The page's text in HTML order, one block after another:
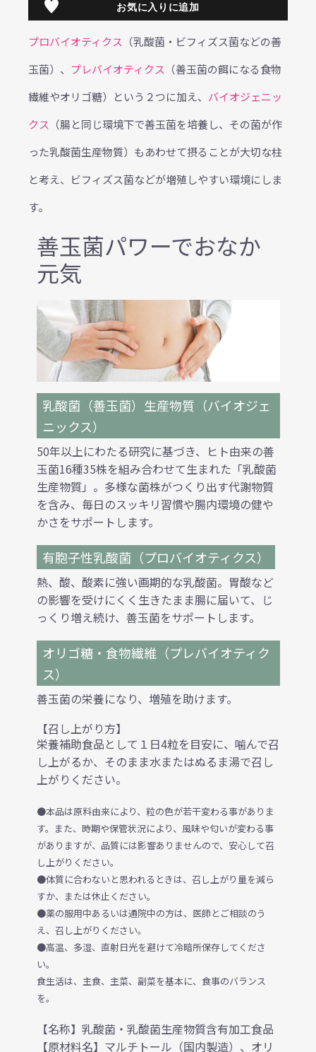
お気に入りに追加
プロバイオティクス （乳酸菌・ビフィズス菌などの善
玉菌）、 プレバイオティクス （善玉菌の餌になる食物
繊維やオリゴ糖）という２つに加え、 バイオジェニッ
クス （腸と同じ環境下で善玉菌を培養し、その菌が作
った乳酸菌生産物質）もあわせて摂ることが大切な柱
と考え、ビフィズス菌などが増殖しやすい環境にしま
す。
善玉菌パワーでおなか
元気
乳酸菌（善玉菌）生産物質（バイオジェ
ニックス）
50年以上にわたる研究に基づき、ヒト由来の善
玉菌16種35株を組み合わせて生まれた「乳酸菌
生産物質」。多様な菌株がつくり出す代謝物質
を含み、毎日のスッキリ習慣や腸内環境の健や
かさをサポートします。
有胞子性乳酸菌（プロバイオティクス）
熱、酸、酸素に強い画期的な乳酸菌。胃酸など
の影響を受けにくく生きたまま腸に届いて、じ
っくり増え続け、善玉菌をサポートします。
オリゴ糖・食物繊維（プレバイオティク
ス）
善玉菌の栄養になり、増殖を助けます。
【召し上がり方】
栄養補助食品として１日4粒を目安に、噛んで召
し上がるか、そのまま水またはぬるま湯で召し
上がりください。
●本品は原料由来により、粒の色が若干変わる事がありま
す。また、時期や保管状況により、風味や匂いが変わる事
がありますが、品質には影響ありませんので、安心して召
し上がりください。
●体質に合わないと思われるときは、召し上がり量を減ら
すか、または休止ください。
●薬の服用中あるいは通院中の方は、医師とご相談のう
え、召し上がりください。
●高温、多湿、直射日光を避けて冷暗所保存してくださ
い。
食生活は、主食、主菜、副菜を基本に、食事のバランス
を。
【名称】乳酸菌・乳酸菌生産物質含有加工食品
【原材料名】マルチトール（国内製造）、オリ